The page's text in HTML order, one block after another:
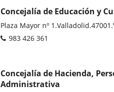
Concejalía de Educación y
Dirección
postal
Plaza Mayor nº 1.Valladolid.47001.
Teléfonos
983 426 361
Concejalía de Hacienda,
Administrativa